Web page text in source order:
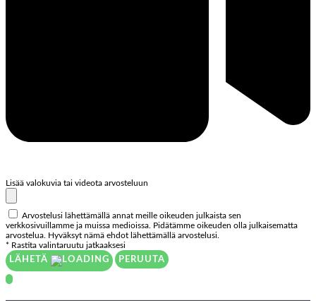
Lisää valokuvia tai videota arvosteluun
Arvostelusi lähettämällä annat meille oikeuden julkaista sen
verkkosivuillamme ja muissa medioissa. Pidätämme oikeuden olla julkaisematta
arvostelua. Hyväksyt nämä ehdot lähettämällä arvostelusi.
* Rastita valintaruutu jatkaaksesi
LÄHETÄ
PERUUTA